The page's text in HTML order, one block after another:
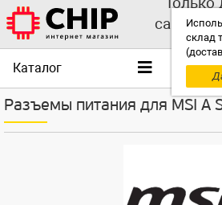
склад
Каталог
Разъемы питания для MSI A